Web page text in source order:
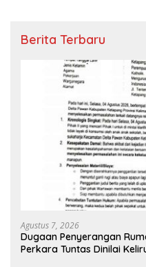
Berita Terbaru
Agustus 7, 2026
Dugaan Penyerangan
Perkara Tuntas Dinilai